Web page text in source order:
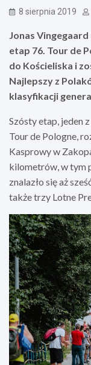
8 sierpnia 2019
Jonas
etap 76. Tour de
do Kościeliska i
Najlepszy z
klasyfikacji
Szósty etap, jeden
Tour de Pologne,
Kasprowy w
kilometrów, w tym
znalazło się aż
także trzy Lotne